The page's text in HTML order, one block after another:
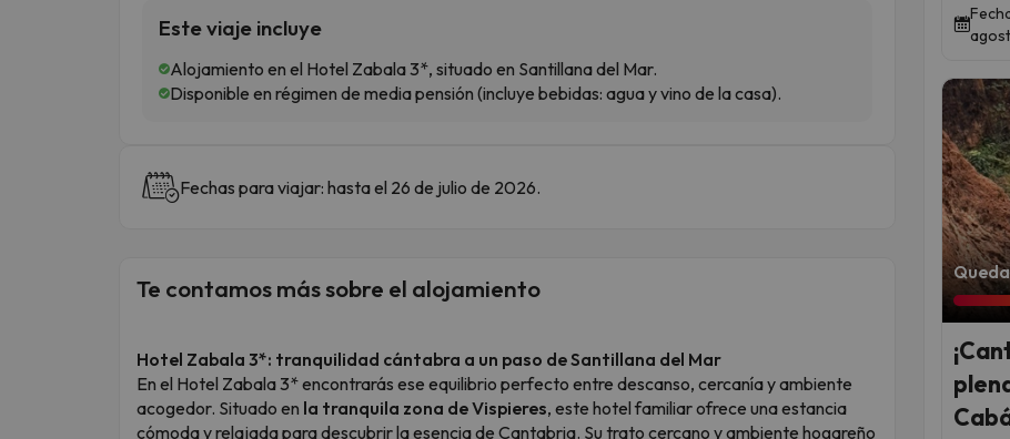
Este viaje incluye
Alojamiento en el Hotel Zabala 3*, situado en Santillana del Mar.
Disponible en régimen de media pensión (incluye bebidas: agua y vino de la casa).
Fechas para viajar: hasta el 26 de julio de 2026.
Te contamos más sobre el alojamiento
Hotel Zabala 3*: tranquilidad cántabra a un paso de Santillana del Mar
En el Hotel Zabala 3* encontrarás ese equilibrio perfecto entre descanso, cercanía y ambiente
acogedor. Situado en la tranquila zona de Vispieres, este hotel familiar ofrece una estancia
cómoda y relajada para descubrir la esencia de Cantabria. Su trato cercano y ambiente hogareño